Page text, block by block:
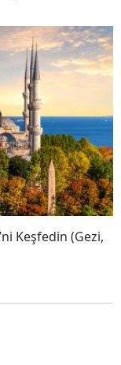
Keşfedin (Gezi,